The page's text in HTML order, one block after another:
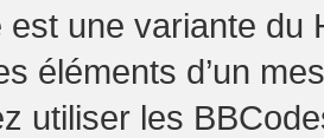
est une variante du
éléments d’un
utiliser les